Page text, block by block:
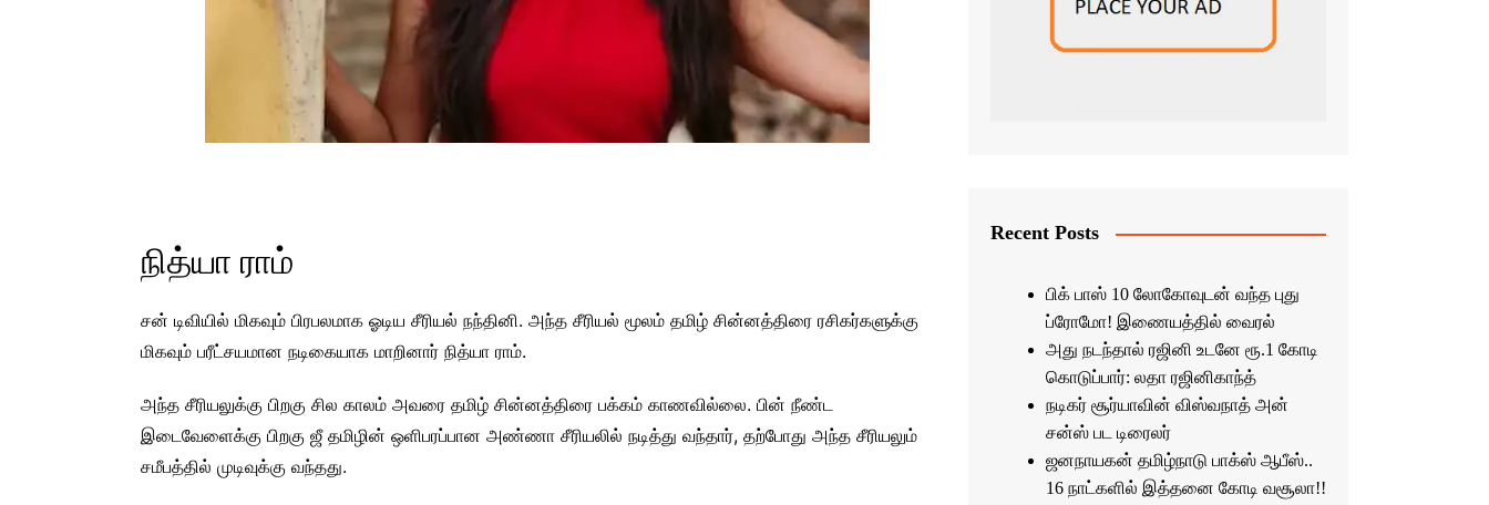
நித்யா ராம்
சன் டிவியில் மிகவும் பிரபலமாக ஓடிய சீரியல் நந்தினி. அந்த சீரியல் மூலம் தமிழ் சின்னத்திரை ரசிகர்களுக்கு
மிகவும் பரீட்சயமான நடிகையாக மாறினார் நித்யா ராம்.
அந்த சீரியலுக்கு பிறகு சில காலம் அவரை தமிழ் சின்னத்திரை பக்கம் காணவில்லை. பின் நீண்ட
இடைவேளைக்கு பிறகு ஜீ தமிழின் ஒளிபரப்பான அண்ணா சீரியலில் நடித்து வந்தார், தற்போது அந்த சீரியலும்
சமீபத்தில் முடிவுக்கு வந்தது.
Recent Posts
பிக் பாஸ் 10 லோகோவுடன் வந்த புது
ப்ரோமோ! இணையத்தில் வைரல்
அது நடந்தால் ரஜினி உடனே ரூ.1 கோடி
கொடுப்பார்: லதா ரஜினிகாந்த்
நடிகர் சூர்யாவின் விஸ்வநாத் அன்
சன்ஸ் பட டிரைலர்
ஜனநாயகன் தமிழ்நாடு பாக்ஸ் ஆபீஸ்..
16 நாட்களில் இத்தனை கோடி வசூலா!!